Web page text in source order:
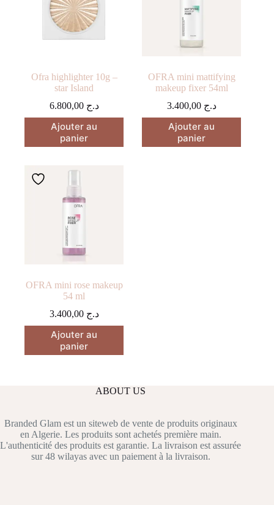
Ofra highlighter 10g –
star Island
د.ج 6.800,00
Ajouter au
panier
OFRA mini mattifying
makeup fixer 54ml
د.ج 3.400,00
Ajouter au
panier
OFRA mini rose makeup
54 ml
د.ج 3.400,00
Ajouter au
panier
ABOUT US
Branded Glam est un siteweb de vente de produits originaux
en Algerie. Les produits sont achetés première main.
L'authenticité des produits est garantie. La livraison est assurée
sur 48 wilayas avec un paiement à la livraison.